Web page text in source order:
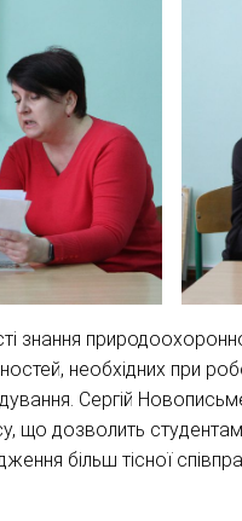
знання
необхідних при
Сергій
що дозволить
більш тісної